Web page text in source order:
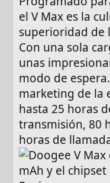
el V Max es la
superioridad de
Con una sola
unas
modo de
marketing de la
hasta 25 horas
transmisión, 80
horas de